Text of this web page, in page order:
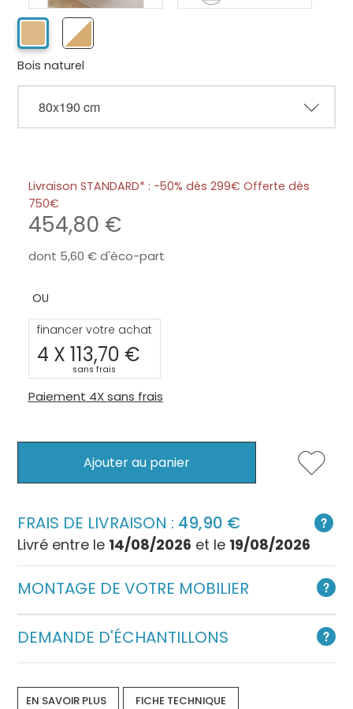
Bois naturel
Livraison STANDARD* : -50% dès 299€ Offerte dès
750
454,80
dont 5,60d'éco-part
financer votre achat
4 X 113,70
sans frais
Paiement 4X sans frais
Ajouter au panier
FRAIS DE LIVRAISON : 49,90
Livré entre le 14/08/2026 et le 19/08/2026
MONTAGE DE VOTRE MOBILIER
DEMANDE D'ÉCHANTILLONS
EN SAVOIR PLUS FICHE TECHNIQUE